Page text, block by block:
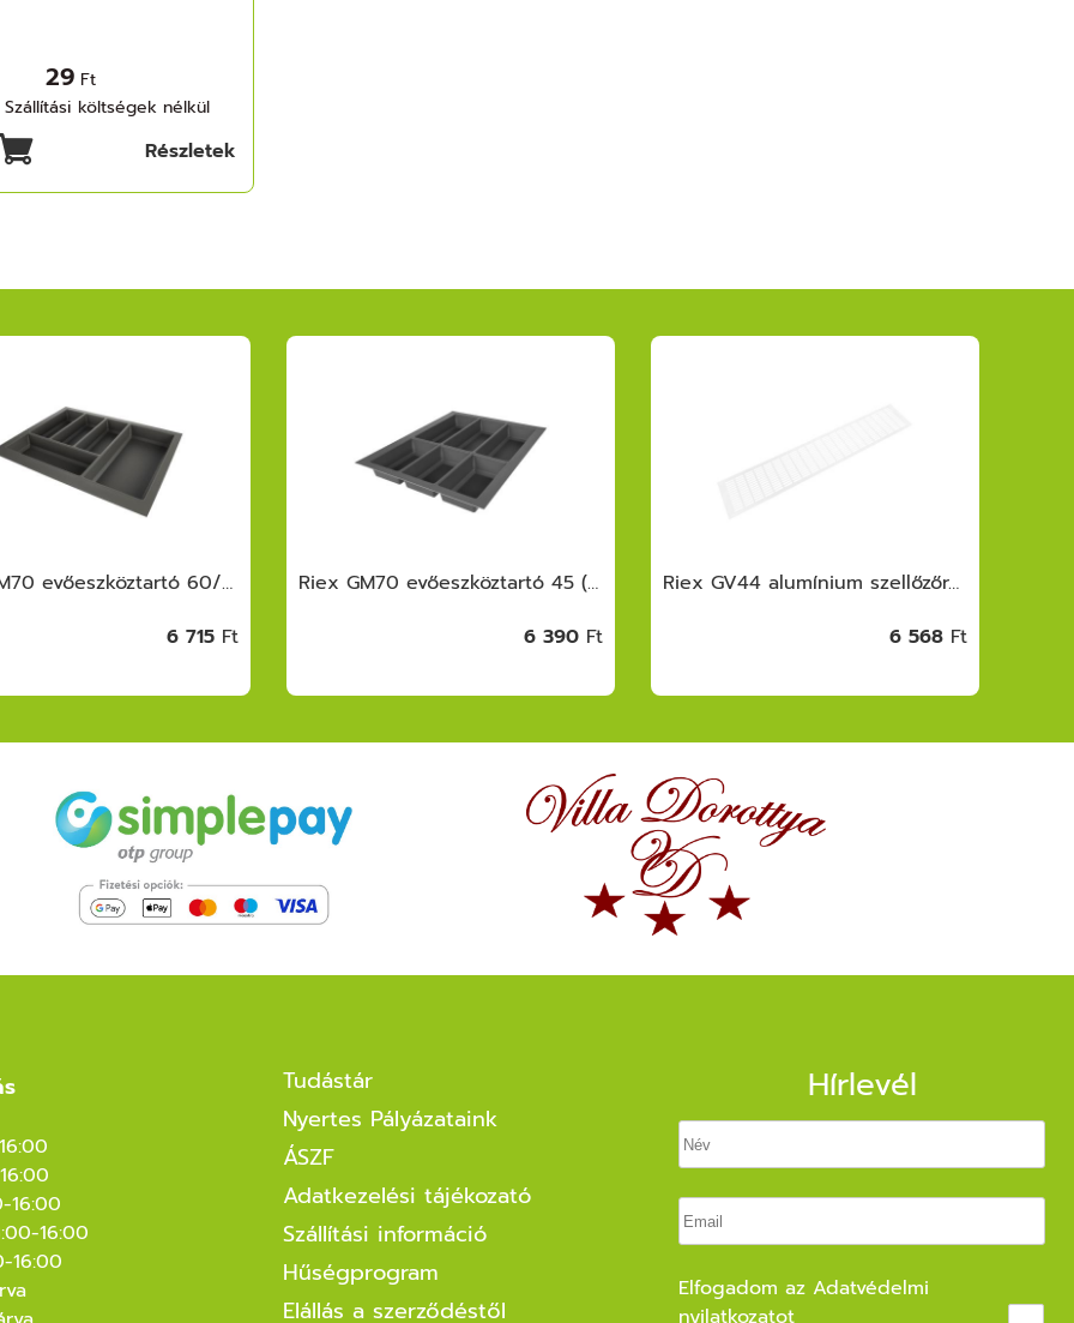
29 Ft
Szállítási költségek nélkül
Részletek
Riex GM70 evőeszköztartó 60/45 (522x474) , Globe softTouch, szürke
6 715 Ft
Riex GM70 evőeszköztartó 45 (372x474), G lobe softTouch, szürke
6 390 Ft
Riex GV44 alumínium szellőzőrács, 150x800 mm, fehér
6 568 Ft
16:00
16:00
16:00
Tudástár
Nyertes Pályázataink
ÁSZF
Adatkezelési tájékozató
Szállítási információ
Hűségprogram
Elállás a szerződéstől
Hírlevél
Elfogadom az Adatvédelmi